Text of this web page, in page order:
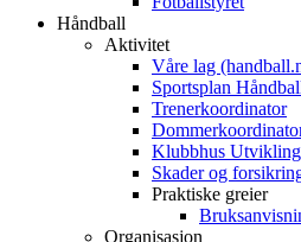
Håndball
Aktivitet
Våre lag
Sportsplan
Trenerkoordinator
Klubbhus Utvikling
Skader og
Praktiske greier
Organisasjon